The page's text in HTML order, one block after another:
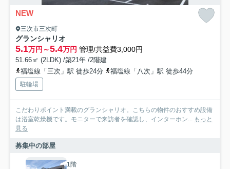
NEW
三次市三次町
グランシャリオ
5.1万円～5.4万円 管理/共益費3,000円
51.66㎡ (2LDK) /築21年 /2階建
福塩線「三次」駅 徒歩24分
福塩線「八次」駅 徒歩44分
駐輪場
こだわりポイント満載のグランシャリオ。こちらの物件のおすすめ設備
は浴室乾燥機です。モニターで来訪者を確認し、インターホン...
もっと
見る
募集中の部屋
1階